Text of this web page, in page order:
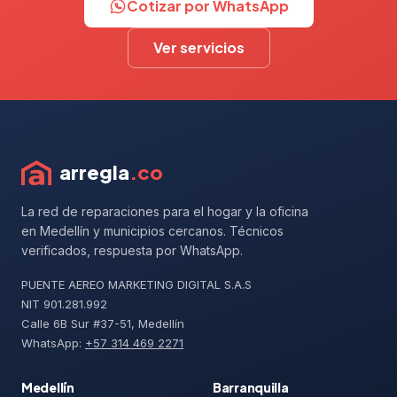
Cotizar por WhatsApp
Ver servicios
arregla.co
La red de reparaciones para el hogar y la oficina
en Medellín y municipios cercanos. Técnicos
verificados, respuesta por WhatsApp.
PUENTE AEREO MARKETING DIGITAL S.A.S
NIT 901.281.992
Calle 6B Sur #37-51, Medellín
WhatsApp: +57 314 469 2271
Medellín Barranquilla